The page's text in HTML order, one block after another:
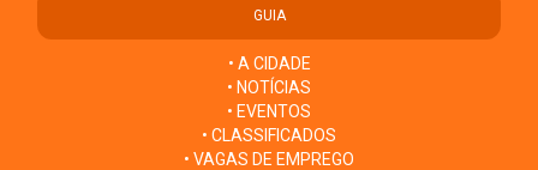
GUIA
• A CIDADE
• NOTÍCIAS
• EVENTOS
• CLASSIFICADOS
• VAGAS DE EMPREGO